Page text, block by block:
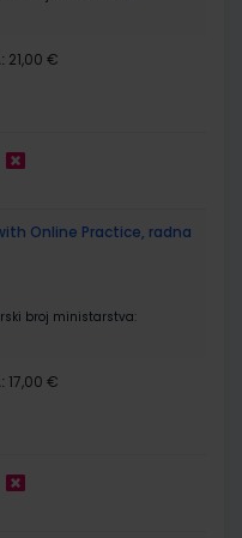
21,00 €
with Online Practice, radna
broj ministarstva:
17,00 €